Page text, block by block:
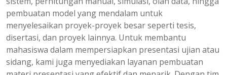
pembuatan model yang mendalam untuk
menyelesaikan proyek-proyek besar seperti tesis,
disertasi, dan proyek lainnya. Untuk membantu
mahasiswa dalam mempersiapkan presentasi ujian atau
sidang, kami juga menyediakan layanan pembuatan